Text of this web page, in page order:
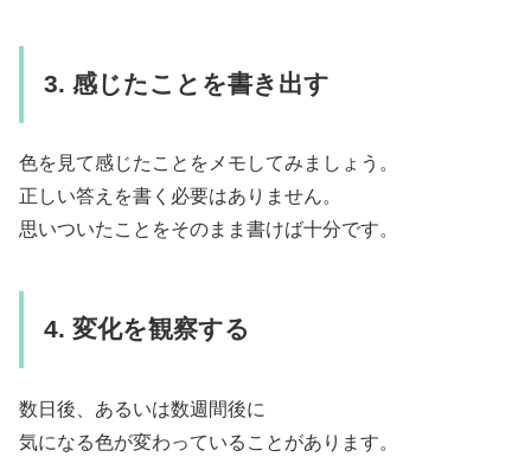
3. 感じたことを書き出す
色を見て感じたことをメモしてみましょう。
正しい答えを書く必要はありません。
思いついたことをそのまま書けば十分です。
4. 変化を観察する
数日後、あるいは数週間後に
気になる色が変わっていることがあります。